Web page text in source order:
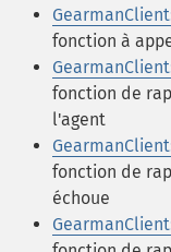
fonction à
fonction de
l'agent
fonction de
échoue